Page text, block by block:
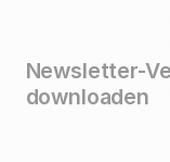
Newsletter-
downloaden